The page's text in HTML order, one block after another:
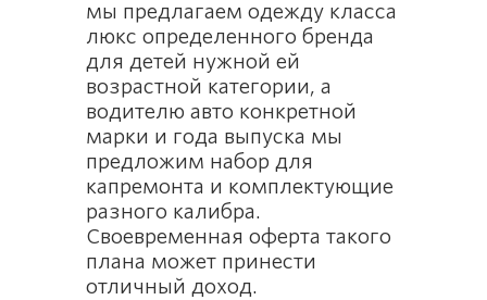
мы предлагаем одежду класса
люкс определенного бренда
для детей нужной ей
возрастной категории, а
водителю авто конкретной
марки и года выпуска мы
предложим набор для
капремонта и комплектующие
разного калибра.
Своевременная оферта такого
плана может принести
отличный доход.